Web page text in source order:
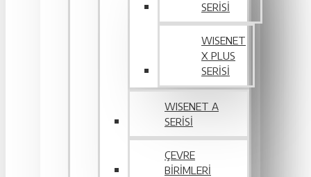
SERISI
WISENET
X PLUS
SERISI
WISENET A
SERİSİ
ÇEVRE
BIRIMLERI